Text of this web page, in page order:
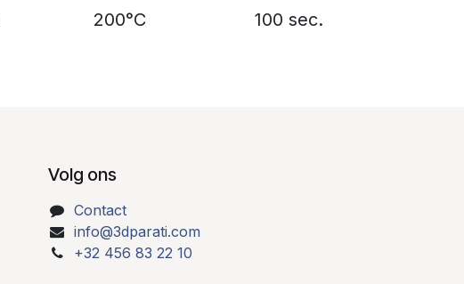
200°C 100 sec.
Volg ons
Contact
info@3dparati.com
+32 456 83 22 10